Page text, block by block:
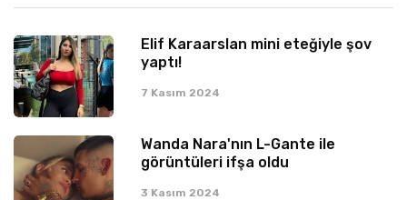
Elif Karaarslan mini eteğiyle şov
yaptı!
7 Kasım 2024
Wanda Nara'nın L-Gante ile
görüntüleri ifşa oldu
3 Kasım 2024